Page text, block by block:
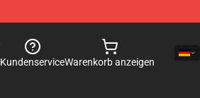
KundenserviceWarenkorb anzeigen